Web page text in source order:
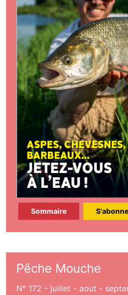
Sommaire
Pêche Mouche
N° 172 - juillet - aout -